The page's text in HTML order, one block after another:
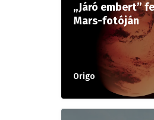
„Járó embert”
Mars-fotóján
Origo